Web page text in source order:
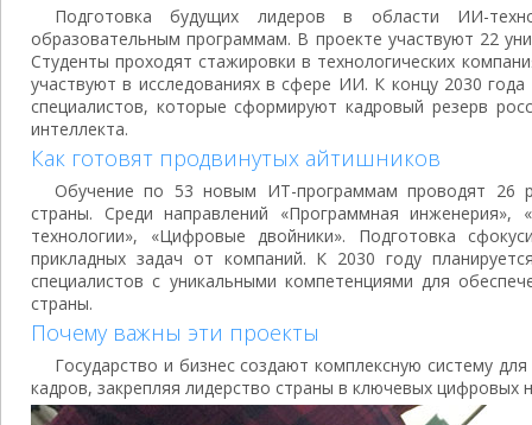
Подготовка будущих лидеров в области ИИ-
образовательным программам. В проекте участвуют 22
Студенты проходят стажировки в технологических
участвуют в исследованиях в сфере ИИ. К концу 2030
специалистов, которые сформируют кадровый резерв
интеллекта.
Как готовят продвинутых айтишников
Обучение по 53 новым ИТ-программам проводят 26
страны. Среди направлений «Программная
технологии», «Цифровые двойники». Подготовка
прикладных задач от компаний. К 2030 году
специалистов с уникальными компетенциями для
страны.
Почему важны эти проекты
Государство и бизнес создают комплексную систему
кадров, закрепляя лидерство страны в ключевых цифровых